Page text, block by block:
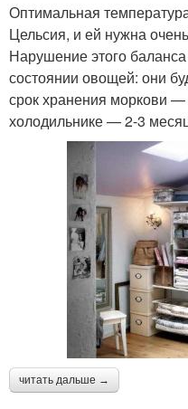
Оптимальная
Цельсия, и ей нужна
Нарушение этого
состоянии овощей: они
срок хранения моркови —
холодильнике — 2-3
читать дальше →